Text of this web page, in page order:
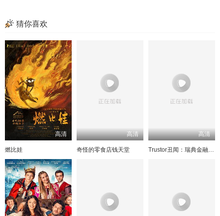
猜你喜欢
高清
燃比娃
高清
奇怪的零食店钱天堂
高清
Trustor丑闻：瑞典金融案内幕